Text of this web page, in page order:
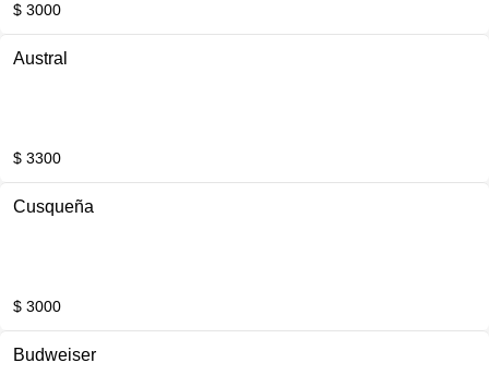
$ 3000
Austral
$ 3300
Cusqueña
$ 3000
Budweiser